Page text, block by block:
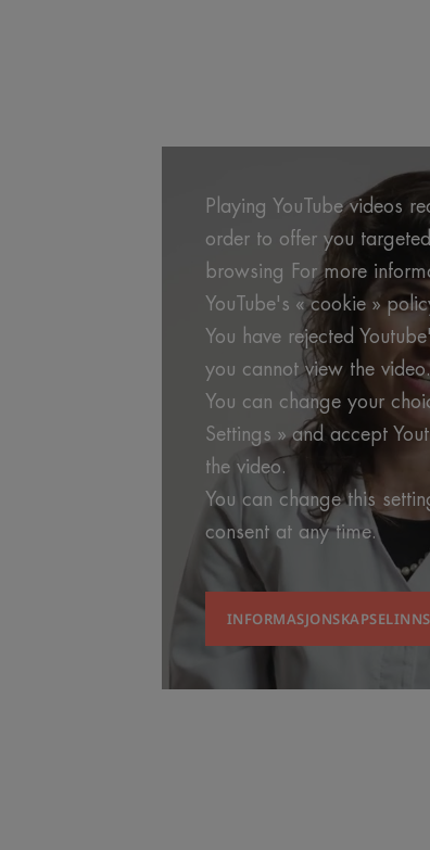
Playing YouTube videos
order to offer you
browsing For more
YouTube's « cookie »
You have rejected
you cannot view the video.
You can change your
Settings » and accept
the video.
You can change this
consent at any time.